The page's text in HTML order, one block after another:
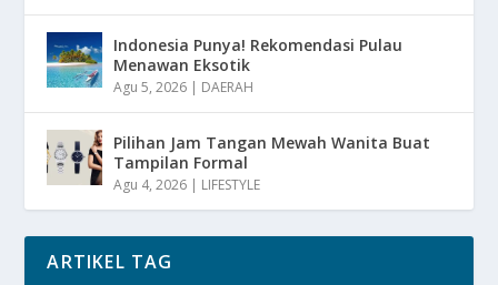
Indonesia Punya! Rekomendasi Pulau
Menawan Eksotik
Agu 5, 2026 | DAERAH
Pilihan Jam Tangan Mewah Wanita Buat
Tampilan Formal
Agu 4, 2026 | LIFESTYLE
ARTIKEL TAG